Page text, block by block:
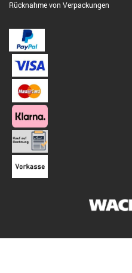
Rücknahme von Verpackungen